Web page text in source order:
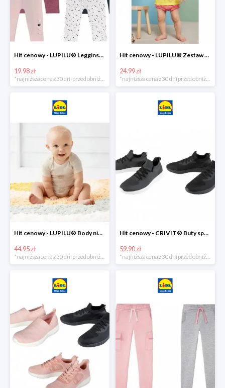
Hit cenowy - LUPILU® Legginsy niemowlęce z biobawełną, 2 pary
19.98 zł
Hit cenowy - LUPILU® Zestaw dziecięcy z biobawełny (body + koszulka + spodenki), 1 komplet
24.99 zł
Hit cenowy - LUPILU® Body niemowlęce z biobawełny, z krótkim rękawem, 5 sztuk
44.95 zł
*najniższa cena z 30 dni przed obniżką
Hit cenowy - CRIVIT® Buty sportowe chłopięce WellWalk, 1 para
59.90 zł
*najniższa cena z 30 dni przed obniżką